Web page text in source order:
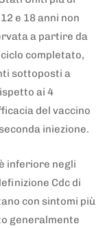
e 18 anni non
a partire da
completato,
sottoposti a
ai 4
del vaccino
iniezione.
inferiore negli
Cdc di
con sintomi più
generalmente